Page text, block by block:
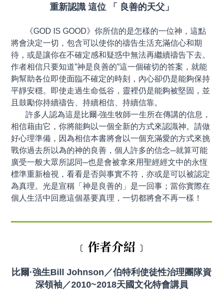
重新認識 這位 「 良善的天父」
《GOD IS GOOD》你所信的是怎樣的一位神，這點
將會決定一切，包含可以使你的禱告生活充滿信心和期
待，或是讓你在不確定感和疑惑中無法再繼續禱告下去。
作者相信只要知道”神是良善的”這一個確切的答案，就能
夠幫助各位即使面臨不確定的時刻，內心卻仍是能夠保持
平靜安穩。即使走過生命低谷，靈裡仍是能夠被堅固，並
且鼓勵你持續禱告、持續相信、持續信靠。
許多人認為這是比爾‧強生牧師一生所在傳講的信息，
相信藉由它，你將能夠以一個全新的方式來認識神。請做
好心理準備，因為相信本書將會以一個充滿愛的方式來挑
戰你過去所以為的神的良善，個人許多的信念─就算可能
廣受一般大眾所認同─也是會被拿來用聖經經文中的永恆
標準重新檢視，看看是否與事實不符，亦或是可以被認定
為真理。光是宣稱「神是良善的」是一回事；當你實際在
個人生活中回應這個基要真理，一切都將會不再一樣！
﹝作者介紹﹞
比爾·強生Bill Johnson／伯特利使徒性治理團隊資
深領袖／2010~2018天國文化特會講員